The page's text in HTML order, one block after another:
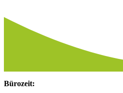
Bürozeit: